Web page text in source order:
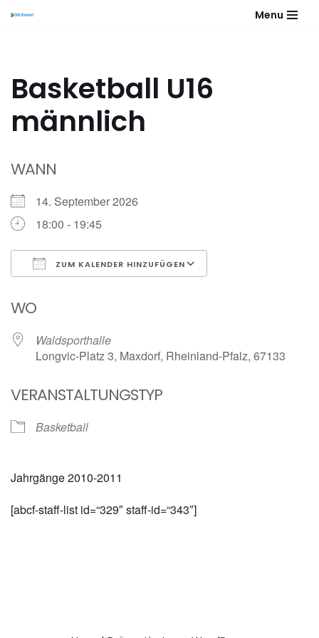
Menu
Basketball U16
männlich
WANN
14. September 2026
18:00 - 19:45
ZUM KALENDER HINZUFÜGEN
WO
Waldsporthalle
Longvic-Platz 3, Maxdorf, Rheinland-Pfalz, 67133
VERANSTALTUNGSTYP
Basketball
Jahrgänge 2010-2011
[abcf-staff-list id=“329″ staff-id=“343″]